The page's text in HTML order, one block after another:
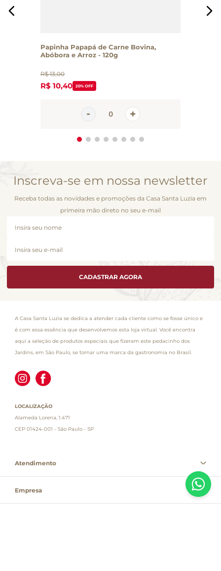
Papinha Papapá de Carne Bovina,
Abóbora e Arroz - 120g
R$ 13,00
R$ 10,40 20% OFF
Inscreva-se em nossa newsletter
Receba todas as novidades e promoções da Casa Santa Luzia em
primeira mão direto no seu e-mail
CADASTRAR AGORA
A Casa Santa Luzia se dedica a atender cada cliente como se fosse único e
é com essa essência que desenvolvemos esta loja virtual. Você encontra
aqui a seleção de produtos especiais que fizeram este pedacinho dos
Jardins, em São Paulo, se tornar uma marca da gastronomia no Brasil.
LOCALIZAÇÃO
Alameda Lorena, 1.471
CEP 01424-001 - São Paulo - SP
Atendimento
Empresa